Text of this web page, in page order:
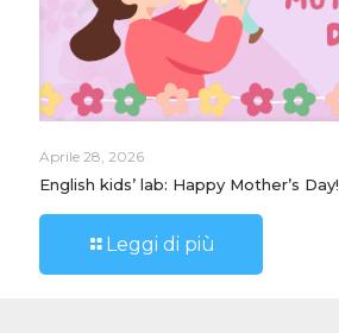
Aprile 28, 2026
English kids’ lab: Happy Mother’s Day!
Leggi di più